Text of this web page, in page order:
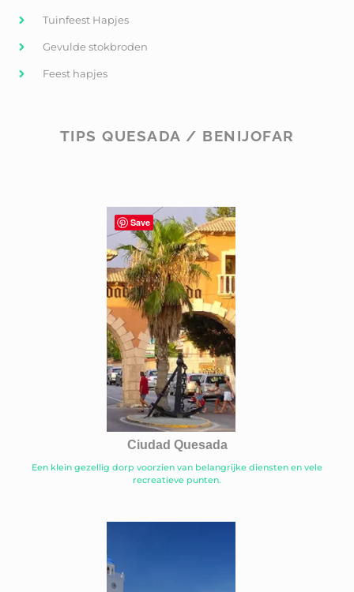
Tuinfeest Hapjes
Gevulde stokbroden
Feest hapjes
TIPS QUESADA / BENIJOFAR
Ciudad Quesada
Een klein gezellig dorp voorzien van belangrijke diensten en vele
recreatieve punten.
Save